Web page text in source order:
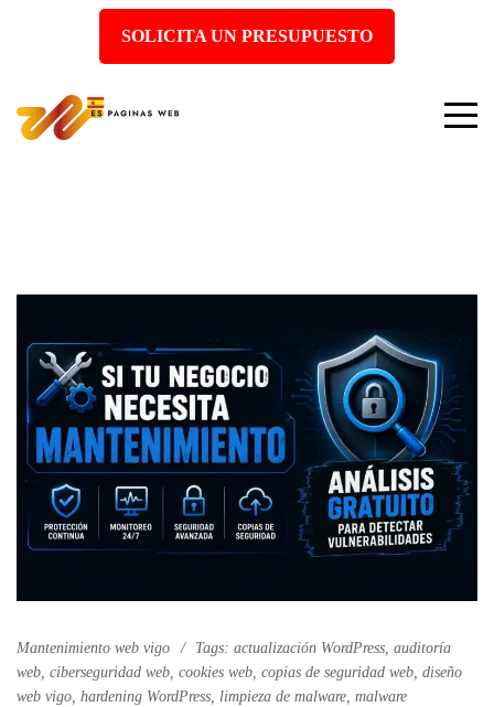
SOLICITA UN PRESUPUESTO
Mantenimiento web vigo Tags: actualización WordPress, auditoría
web, ciberseguridad web, cookies web, copias de seguridad web, diseño
web vigo, hardening WordPress, limpieza de malware, malware